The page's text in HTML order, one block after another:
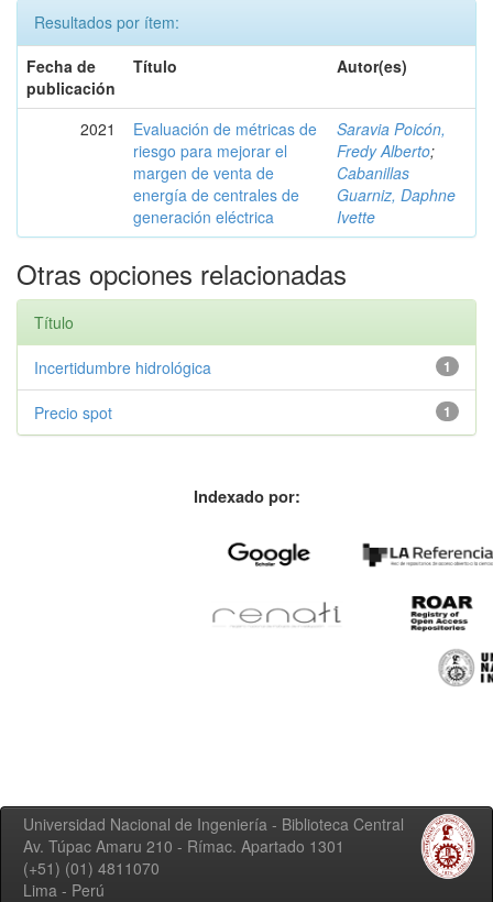
Resultados por ítem:
Fecha de
publicación
Título Autor(es)
2021
Evaluación de métricas de
riesgo para mejorar el
margen de venta de
energía de centrales de
generación eléctrica
Saravia Poicón,
Fredy Alberto;
Cabanillas
Guarniz, Daphne
Ivette
Otras opciones relacionadas
Título
1
Incertidumbre hidrológica
1
Precio spot
Indexado por:
Universidad Nacional de Ingeniería - Biblioteca Central
Av. Túpac Amaru 210 - Rímac. Apartado 1301
(+51) (01) 4811070
Lima - Perú